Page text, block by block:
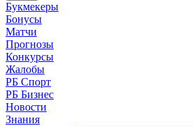
Букмекеры
Бонусы
Матчи
Прогнозы
Конкурсы
Жалобы
РБ Спорт
РБ Бизнес
Новости
Знания